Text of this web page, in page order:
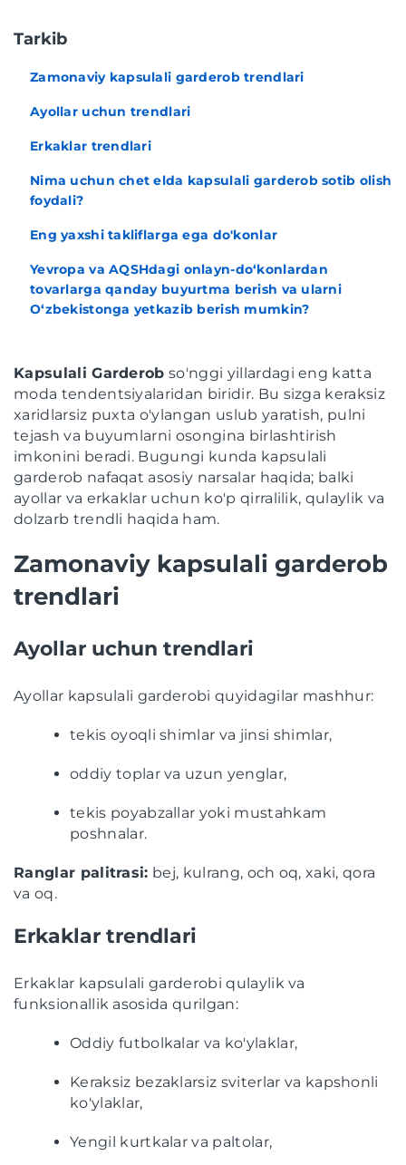
Tarkib
Zamonaviy kapsulali garderob trendlari
Ayollar uchun trendlari
Erkaklar trendlari
Nima uchun chet elda kapsulali garderob sotib olish
foydali?
Eng yaxshi takliflarga ega do'konlar
Yevropa va AQSHdagi onlayn-do‘konlardan
tovarlarga qanday buyurtma berish va ularni
O‘zbekistonga yetkazib berish mumkin?
Kapsulali Garderob so'nggi yillardagi eng katta
moda tendentsiyalaridan biridir. Bu sizga keraksiz
xaridlarsiz puxta o'ylangan uslub yaratish, pulni
tejash va buyumlarni osongina birlashtirish
imkonini beradi. Bugungi kunda kapsulali
garderob nafaqat asosiy narsalar haqida; balki
ayollar va erkaklar uchun ko'p qirralilik, qulaylik va
dolzarb trendli haqida ham.
Zamonaviy kapsulali garderob
trendlari
Ayollar uchun trendlari
Ayollar kapsulali garderobi quyidagilar mashhur:
tekis oyoqli shimlar va jinsi shimlar,
oddiy toplar va uzun yenglar,
tekis poyabzallar yoki mustahkam
poshnalar.
Ranglar palitrasi: bej, kulrang, och oq, xaki, qora
va oq.
Erkaklar trendlari
Erkaklar kapsulali garderobi qulaylik va
funksionallik asosida qurilgan:
Oddiy futbolkalar va ko'ylaklar,
Keraksiz bezaklarsiz sviterlar va kapshonli
ko'ylaklar,
Yengil kurtkalar va paltolar,